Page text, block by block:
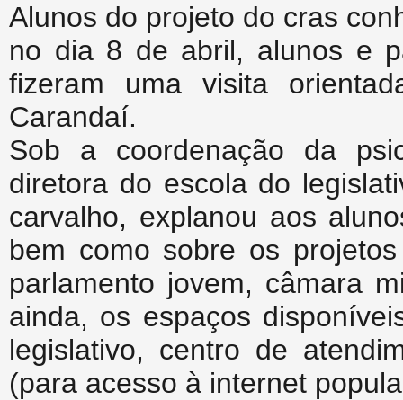
Alunos do projeto do cras
no dia 8 de abril, alunos e
fizeram uma visita
Carandaí.
Sob a coordenação da
diretora do escola do
carvalho, explanou aos
bem como sobre os
parlamento jovem, câmara
ainda, os espaços
legislativo, centro de
(para acesso à internet